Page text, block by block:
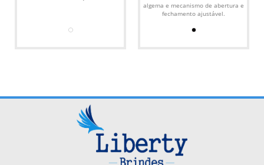
algema e mecanismo de abertura e
fechamento ajustável.